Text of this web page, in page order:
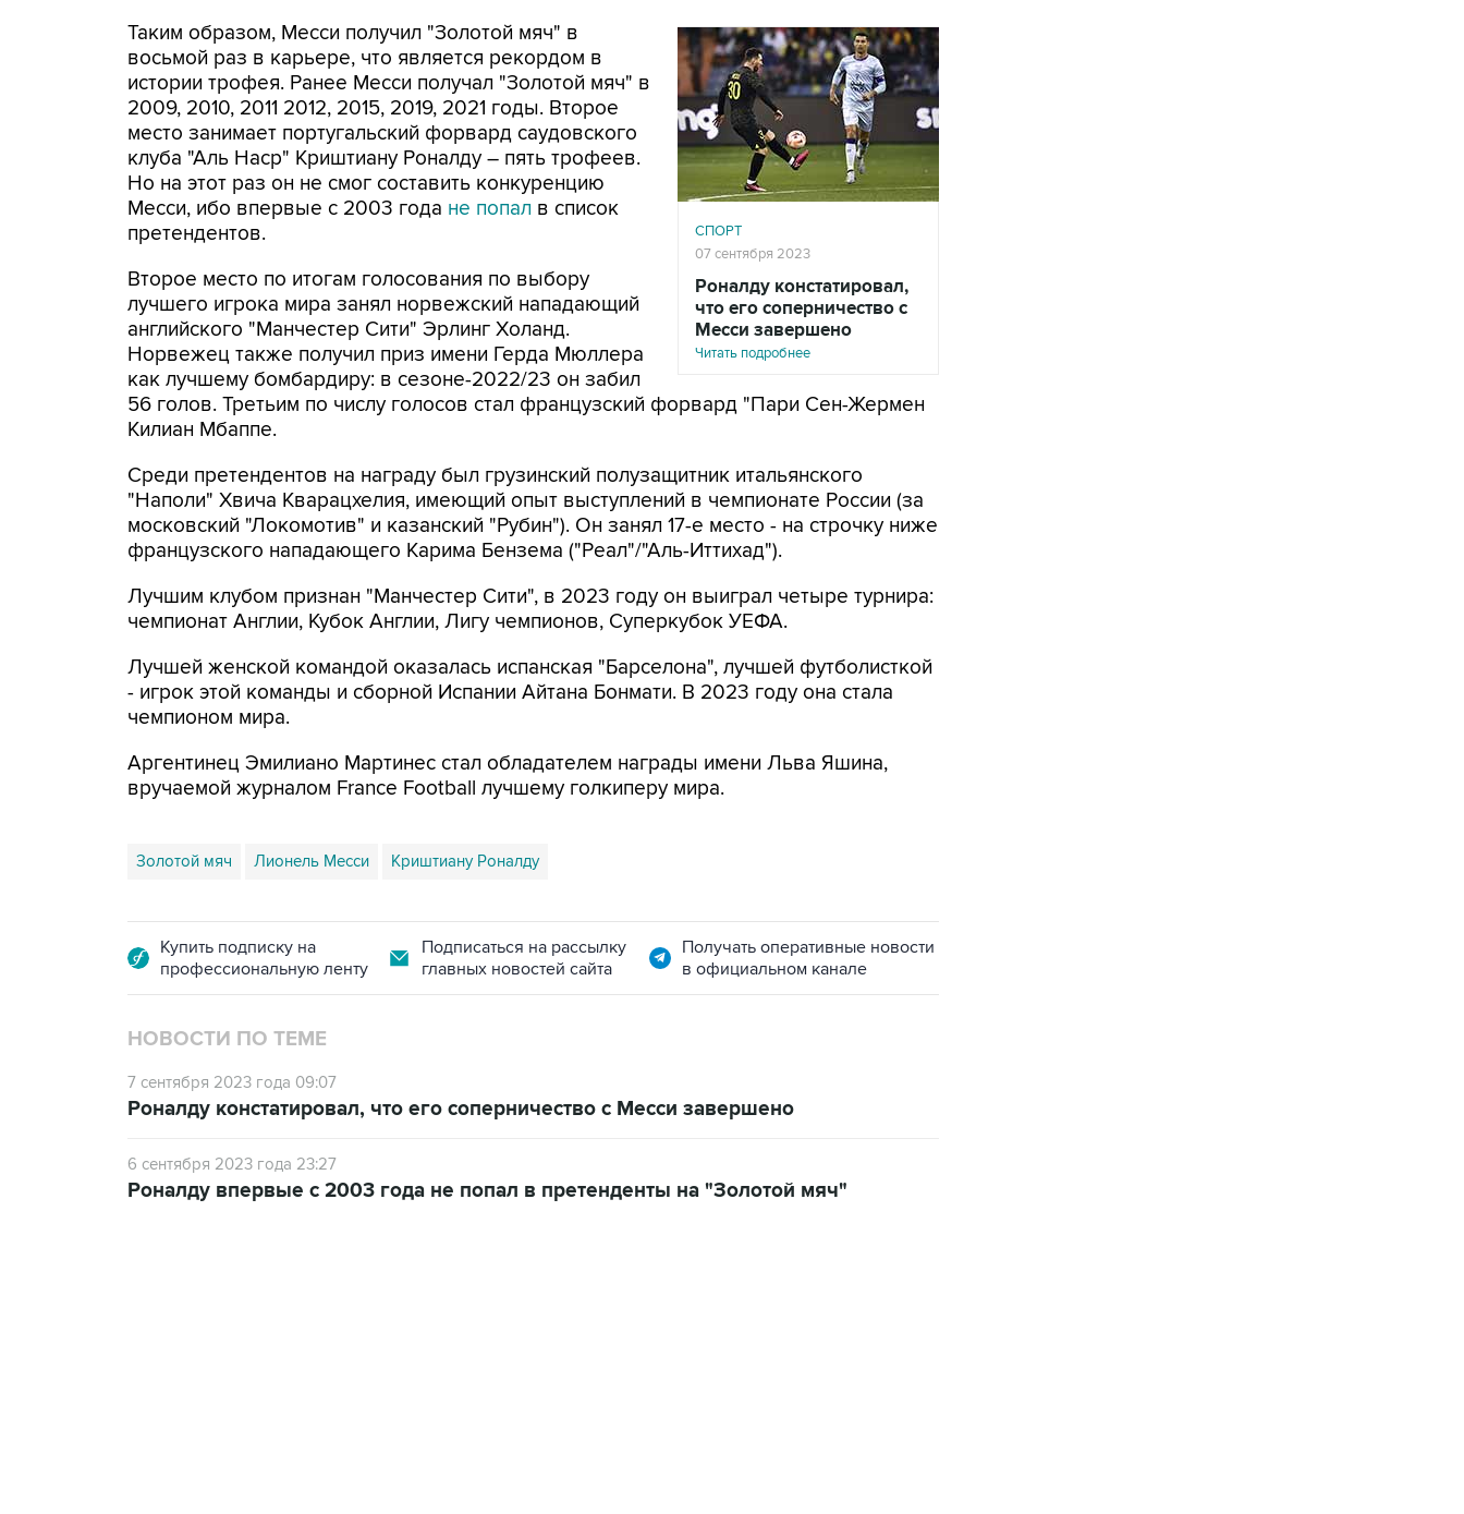
СПОРТ
07 сентября 2023
Роналду констатировал,
что его соперничество с
Месси завершено
Читать подробнее
Таким образом, Месси получил "Золотой мяч" в
восьмой раз в карьере, что является рекордом в
истории трофея. Ранее Месси получал "Золотой мяч" в
2009, 2010, 2011 2012, 2015, 2019, 2021 годы. Второе
место занимает португальский форвард саудовского
клуба "Аль Наср" Криштиану Роналду – пять трофеев.
Но на этот раз он не смог составить конкуренцию
Месси, ибо впервые с 2003 года не попал в список
претендентов.
Второе место по итогам голосования по выбору
лучшего игрока мира занял норвежский нападающий
английского "Манчестер Сити" Эрлинг Холанд.
Норвежец также получил приз имени Герда Мюллера
как лучшему бомбардиру: в сезоне-2022/23 он забил
56 голов. Третьим по числу голосов стал французский форвард "Пари Сен-Жермен
Килиан Мбаппе.
Среди претендентов на награду был грузинский полузащитник итальянского
"Наполи" Хвича Кварацхелия, имеющий опыт выступлений в чемпионате России (за
московский "Локомотив" и казанский "Рубин"). Он занял 17-е место - на строчку ниже
французского нападающего Карима Бензема ("Реал"/"Аль-Иттихад").
Лучшим клубом признан "Манчестер Сити", в 2023 году он выиграл четыре турнира:
чемпионат Англии, Кубок Англии, Лигу чемпионов, Суперкубок УЕФА.
Лучшей женской командой оказалась испанская "Барселона", лучшей футболисткой
- игрок этой команды и сборной Испании Айтана Бонмати. В 2023 году она стала
чемпионом мира.
Аргентинец Эмилиано Мартинес стал обладателем награды имени Льва Яшина,
вручаемой журналом France Football лучшему голкиперу мира.
Золотой мяч Лионель Месси Криштиану Роналду
Купить подписку на
профессиональную ленту
Подписаться на рассылку
главных новостей сайта
Получать оперативные новости
в официальном канале
НОВОСТИ ПО ТЕМЕ
7 сентября 2023 года 09:07
Роналду констатировал, что его соперничество с Месси завершено
6 сентября 2023 года 23:27
Роналду впервые с 2003 года не попал в претенденты на "Золотой мяч"